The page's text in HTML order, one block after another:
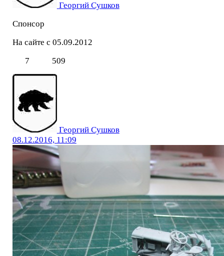
Георгий Сушков
Спонсор
На сайте с 05.09.2012
7
509
Георгий Сушков
08.12.2016, 11:09